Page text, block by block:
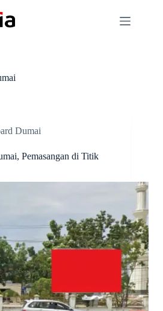
Dumai
Pemasangan di Titik